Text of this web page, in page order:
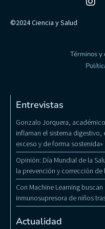
©2024 Ciencia y Salud
Términos y
Entrevistas
Gonzalo Jorquera,
inflaman el sistema digestivo,
exceso y de forma sostenida»
Opinión: Día Mundial de la
la prevención y corrección de
Con Machine Learning
inmunosupresora de niños
Actualidad